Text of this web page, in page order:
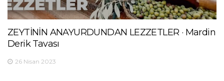
ZEYTİNİN ANAYURDUNDAN LEZZETLER · Mardin
Derik Tavası
26 Nisan 2023